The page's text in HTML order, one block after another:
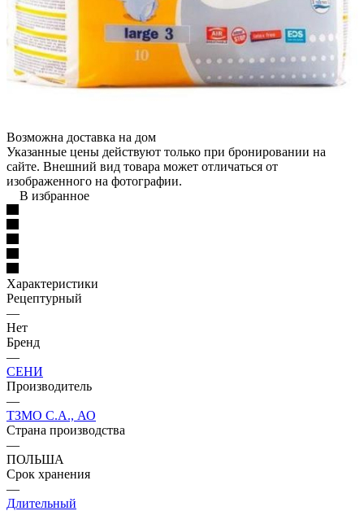
Возможна доставка на дом
Указанные цены действуют только при бронировании на
сайте. Внешний вид товара может отличаться от
изображенного на фотографии.
В избранное
Характеристики
Рецептурный
—
Нет
Бренд
—
СЕНИ
Производитель
—
ТЗМО С.А., АО
Страна производства
—
ПОЛЬША
Срок хранения
—
Длительный